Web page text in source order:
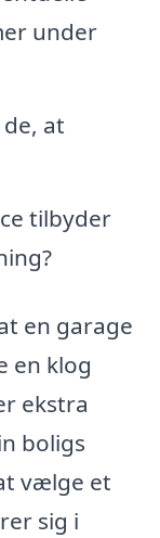
under
at
tilbyder
en garage
en klog
ekstra
boligs
vælge et
sig i